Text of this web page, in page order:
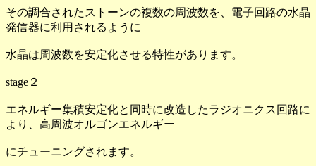
その調合されたストーンの複数の周波数を、電子回路の水晶
発信器に利用されるように
水晶は周波数を安定化させる特性があります。
stage２
エネルギー集積安定化と同時に改造したラジオニクス回路に
より、高周波オルゴンエネルギー
にチューニングされます。